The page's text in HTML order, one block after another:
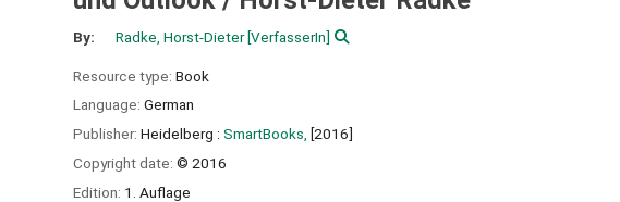
By: Radke, Horst-Dieter[VerfasserIn]
Resource type: Book
Language: German
Publisher: Heidelberg : SmartBooks, [2016]
Copyright date: © 2016
Edition: 1. Auflage